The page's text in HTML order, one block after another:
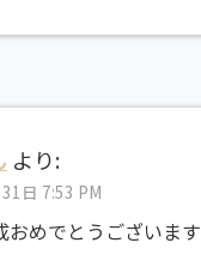
より:
日 7:53 PM
めでとうございます